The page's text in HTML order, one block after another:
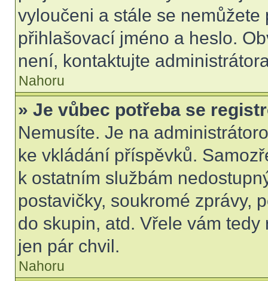
vyloučeni a stále se
přihlašovací jméno a heslo.
není, kontaktujte
Nahoru
» Je vůbec potřeba se
Nemusíte. Je na
ke vkládání příspěvků.
k ostatním službám
postavičky, soukromé zprávy,
do skupin, atd. Vřele vám
jen pár chvil.
Nahoru